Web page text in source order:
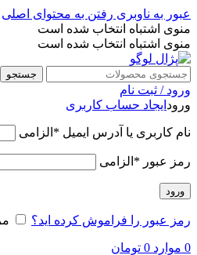
عبور به ناوبری رفتن به محتوای اصلی
منوی اشتباه انتخاب شده است
منوی اشتباه انتخاب شده است
جستجو
ورود / ثبت نام
ورود ایجاد حساب کاربری
نام کاربری یا آدرس ایمیل * الزامی
رمز عبور * الزامی
ورود
رمز عبور را فراموش کرده اید؟
0 موارد 0 تومان